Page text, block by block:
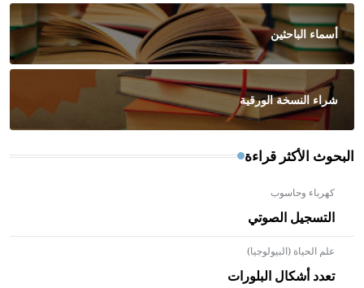
أسماء الباحثين
شراء النسخة الورقية
البحوث الأكثر قراءة
كهرباء وحاسوب
التسجيل الصوتي
علم الحياة (البيولوجيا)
تعدد أشكال البلورات